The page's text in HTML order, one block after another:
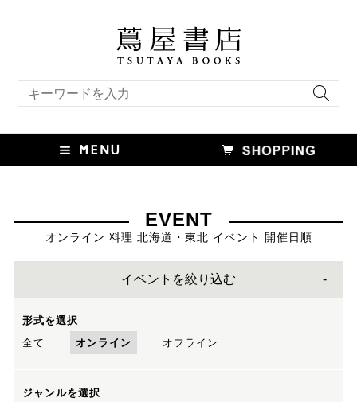
EVENT
オンライン 料理 北海道・東北 イベント 開催日順
イベントを絞り込む
形式を選択
全て
オンライン オフライン
ジャンルを選択